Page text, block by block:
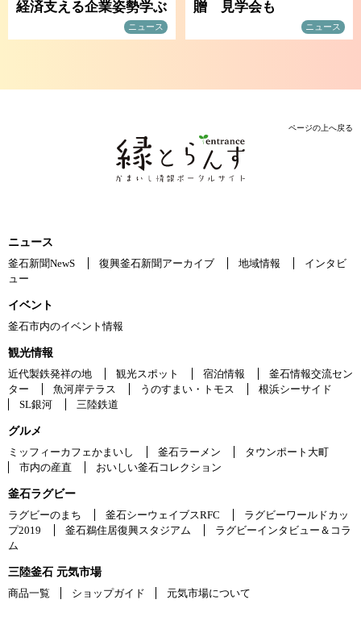
経済支える企業姿勢学ぶ
ニュース
贈 見学会も
ニュース
ページの上へ戻る
ニュース
釜石新聞NewS
復興釜石新聞アーカイブ 地域情報
インタビ
ュー
イベント
釜石市内のイベント情報
観光情報
近代製鉄発祥の地
観光スポット 宿泊情報
釜石情報交流セン
ター
魚河岸テラス うのすまい・トモス
根浜シーサイド
SL銀河
三陸鉄道
グルメ
ミッフィーカフェかまいし
釜石ラーメン
タウンポート大町
市内の産直
おいしい釜石コレクション
釜石ラグビー
ラグビーのまち
釜石シーウェイブスRFC
ラグビーワールドカッ
プ2019
釜石鵜住居復興スタジアム
ラグビーインタビュー＆コラ
ム
三陸釜石 元気市場
商品一覧
ショップガイド 元気市場について